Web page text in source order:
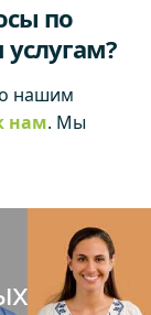
по
нашим
нам. Мы